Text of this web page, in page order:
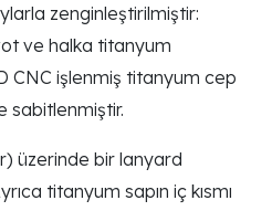
zenginleştirilmiştir:
ve halka titanyum
CNC işlenmiş titanyum cep
sabitlenmiştir.
üzerinde bir lanyard
titanyum sapın iç kısmı